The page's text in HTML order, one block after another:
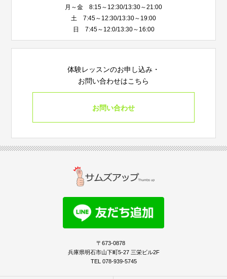
月～金 8:15～12:30/13:30～21:00
土 7:45～12:30/13:30～19:00
日 7:45～12:0/13:30～16:00
体験レッスンのお申し込み・
お問い合わせはこちら
お問い合わせ
〒673-0878
兵庫県明石市山下町5-27 三栄ビル2F
TEL 078-939-5745